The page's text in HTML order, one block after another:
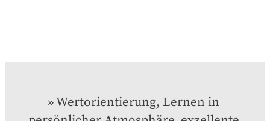
Wertorientierung, Lernen in